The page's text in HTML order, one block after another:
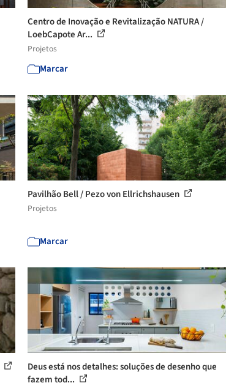
Centro de Inovação e Revitalização NATURA /
LoebCapote Ar...
Projetos
Marcar
Pavilhão Bell / Pezo von Ellrichshausen
Projetos
Marcar
Deus está nos detalhes: soluções de desenho que
fazem tod...